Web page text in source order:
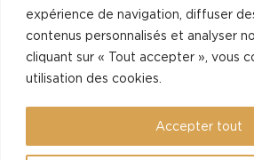
expérience de navigation, diffuser
contenus personnalisés et analyser
cliquant sur « Tout accepter », vous
utilisation des cookies.
Accepter tout
Découvrez nos